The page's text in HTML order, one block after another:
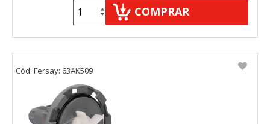
COMPRAR
Cód. Fersay: 63AK509